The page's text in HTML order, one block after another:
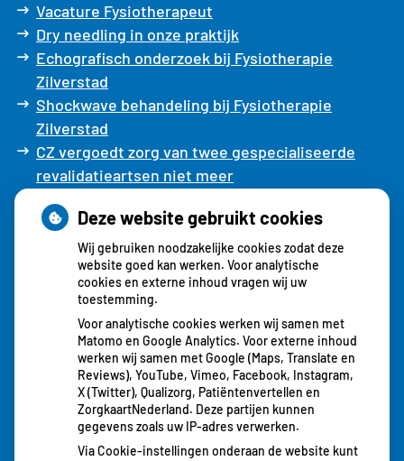
Vacature Fysiotherapeut
Dry needling in onze praktijk
Echografisch onderzoek bij Fysiotherapie
Zilverstad
Shockwave behandeling bij Fysiotherapie
Zilverstad
CZ vergoedt zorg van twee gespecialiseerde
revalidatieartsen niet meer
Alternatief voor uw aanvullende verzekering
Deze website gebruikt cookies
Wij gebruiken noodzakelijke cookies zodat deze
website goed kan werken. Voor analytische
cookies en externe inhoud vragen wij uw
toestemming.
Voor analytische cookies werken wij samen met
Matomo en Google Analytics. Voor externe inhoud
werken wij samen met Google (Maps, Translate en
Reviews), YouTube, Vimeo, Facebook, Instagram,
X (Twitter), Qualizorg, Patiëntenvertellen en
ZorgkaartNederland. Deze partijen kunnen
gegevens zoals uw IP-adres verwerken.
Via Cookie-instellingen onderaan de website kunt